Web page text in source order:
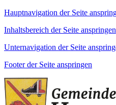
Hauptnavigation der Seite
Inhaltsbereich der Seite anspringen
Unternavigation der Seite
Footer der Seite anspringen